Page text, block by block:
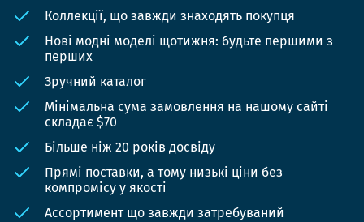
Коллекції, що завжди знаходять покупця
Нові модні моделі щотижня: будьте першими з
перших
Зручний каталог
Мінімальна сума замовлення на нашому сайті
складає $70
Більше ніж 20 років досвіду
Прямі поставки, а тому низькі ціни без
компромісу у якості
Ассортимент що завжди затребуваний